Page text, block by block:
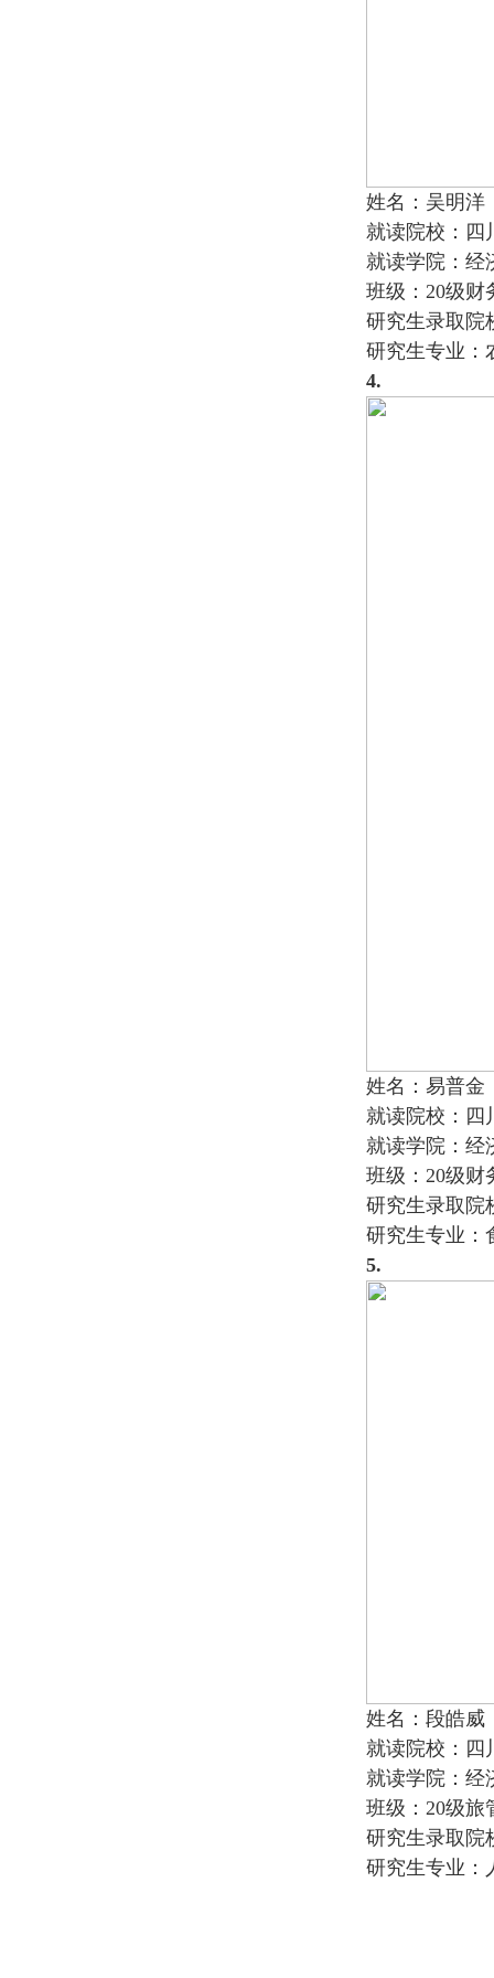
姓名：吴明洋
就读院校：
就读学院：经
班级：20级财
研究生录取院
研究生专业：
4.
姓名：易普金
就读院校：
就读学院：经
班级：20级财
研究生录取院
研究生专业：
5.
姓名：段皓威
就读院校：
就读学院：经
班级：20级旅
研究生录取院
研究生专业：